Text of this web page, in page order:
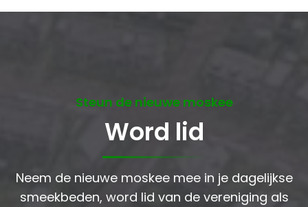
Steun de nieuwe moskee
Word lid
Neem de nieuwe moskee mee in je dagelijkse
smeekbeden, word lid van de vereniging als